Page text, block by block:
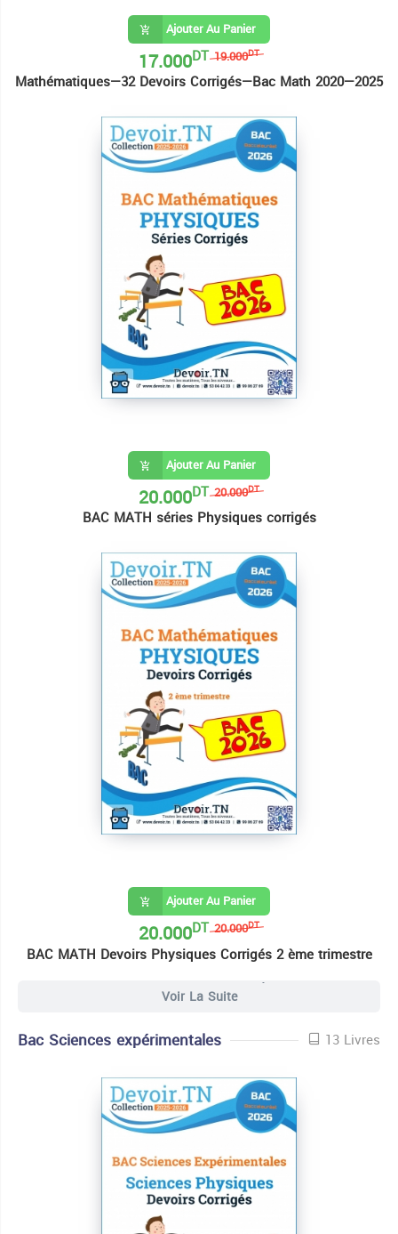
Ajouter Au Panier
19.000DT
17.000DT
Mathématiques—32 Devoirs Corrigés—Bac Math 2020—2025
Ajouter Au Panier
20.000DT
20.000DT
BAC MATH séries Physiques corrigés
Ajouter Au Panier
20.000DT
20.000DT
BAC MATH Devoirs Physiques Corrigés 2 ème trimestre
Voir La Suite
19 Livres Bac Mathématiques
Bac Sciences expérimentales 13 Livres